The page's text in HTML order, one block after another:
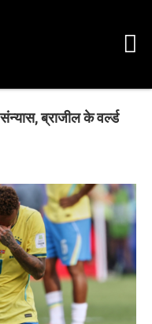
ब्राजील के वर्ल्ड